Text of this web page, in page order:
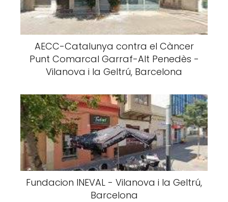
AECC-Catalunya contra el Càncer
Punt Comarcal Garraf-Alt Penedès -
Vilanova i la Geltrú, Barcelona
Fundacion INEVAL - Vilanova i la Geltrú,
Barcelona